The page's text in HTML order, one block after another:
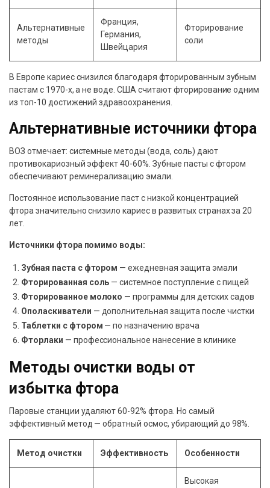
Альтернативные
методы
Франция,
Германия,
Швейцария
Фторирование
соли
В Европе кариес снизился благодаря фторированным зубным
пастам с 1970-х, а не воде. США считают фторирование одним
из топ-10 достижений здравоохранения.
Альтернативные источники фтора
ВОЗ отмечает: системные методы (вода, соль) дают
противокариозный эффект 40-60%. Зубные пасты с фтором
обеспечивают реминерализацию эмали.
Постоянное использование паст с низкой концентрацией
фтора значительно снизило кариес в развитых странах за 20
лет.
Источники фтора помимо воды:
Зубная паста с фтором — ежедневная защита эмали
Фторированная соль — системное поступление с пищей
Фторированное молоко — программы для детских садов
Ополаскиватели — дополнительная защита после чистки
Таблетки с фтором — по назначению врача
Фторлаки — профессиональное нанесение в клинике
Методы очистки воды от
избытка фтора
Паровые станции удаляют 60-92% фтора. Но самый
эффективный метод — обратный осмос, убирающий до 98%.
Метод очистки Эффективность Особенности
Высокая